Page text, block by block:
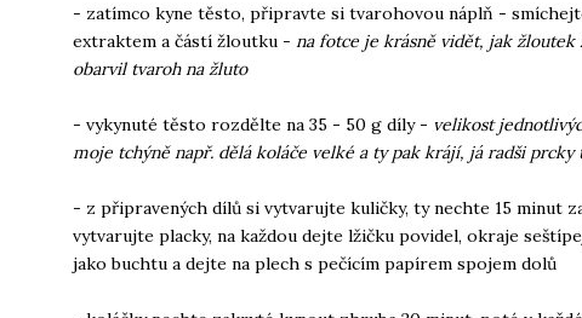
- zatímco kyne těsto, připravte si tvarohovou náplň -
extraktem a částí žloutku - na fotce je krásně vidět, jak žloutek
obarvil tvaroh na žluto
- vykynuté těsto rozdělte na 35 - 50 g díly - velikost
moje tchýně např. dělá koláče velké a ty pak krájí, já radši prcky
- z připravených dílů si vytvarujte kuličky, ty nechte 15 minut
vytvarujte placky, na každou dejte lžičku povidel, okraje
jako buchtu a dejte na plech s pečícím papírem spojem dolů